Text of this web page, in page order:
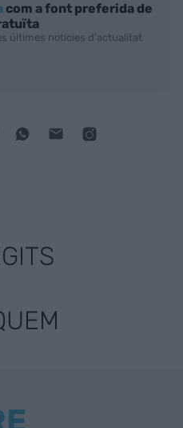
com a font preferida de
últimes notícies d'actualitat